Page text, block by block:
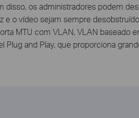
disso, os administradores podem
e o vídeo sejam sempre
MTU com VLAN, VLAN baseado
Plug and Play, que proporciona